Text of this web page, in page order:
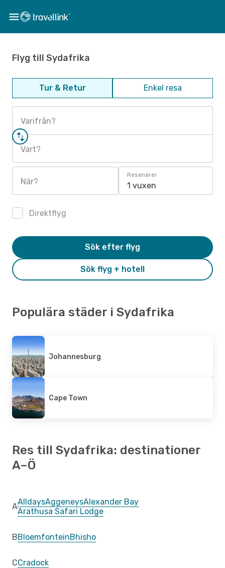
Flyg till Sydafrika
Tur & Retur Enkel resa
Varifrån?
Vart?
När?
Resenärer
1 vuxen
Direktflyg
Sök flyg + hotell
Sök efter flyg
Populära städer i Sydafrika
Johannesburg
Cape Town
Res till Sydafrika: destinationer
A–Ö
AAlldaysAggeneysAlexander Bay
Arathusa Safari Lodge
BBloemfonteinBhisho
CCradock